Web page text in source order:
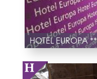
HOTEL EUROPA